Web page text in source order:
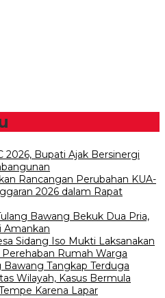
2026, Bupati Ajak Bersinergi
Rancangan Perubahan KUA-
2026 dalam Rapat
Bawang Bekuk Dua Pria,
Amankan
Sidang Iso Mukti Laksanakan
Rumah Warga
Bawang Tangkap Terduga
Wilayah, Kasus Bermula
Karena Lapar